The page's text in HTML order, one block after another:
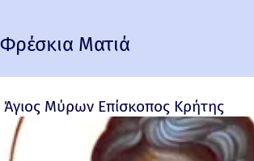
Φρέσκια Ματιά
Άγιος Μύρων Επίσκοπος Κρήτης